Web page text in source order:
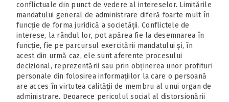
conflictuale din punct de vedere al intereselor. Limitările
mandatului general de administrare diferă foarte mult în
funcție de forma juridică a societății. Conflictele de
interese, la rândul lor, pot apărea fie la desemnarea în
funcție, fie pe parcursul exercitării mandatului și, în
acest din urmă caz, ele sunt aferente procesului
decizional, reprezentării sau prin obținerea unor profituri
personale din folosirea informațiilor la care o persoană
are acces în virtutea calității de membru al unui organ de
administrare. Deoarece pericolul social al distorsionării